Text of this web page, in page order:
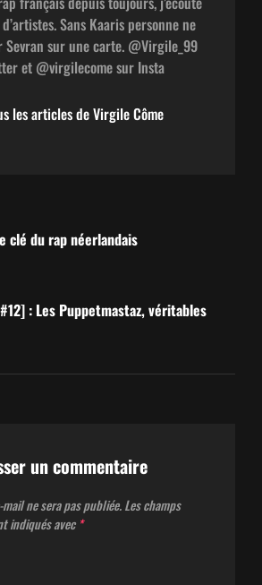
Sans Kaaris personne ne
sur une carte. @Virgile_99
et @virgilecome sur Insta
les articles de Virgile Côme
clé du rap néerlandais
: Les Puppetmastaz, véritables
un commentaire
mail ne sera pas publiée.Les champs
indiqués avec *